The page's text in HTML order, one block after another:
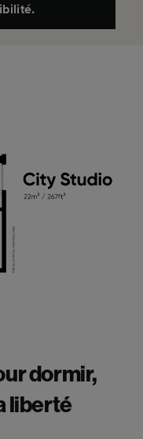
dormir,
liberté